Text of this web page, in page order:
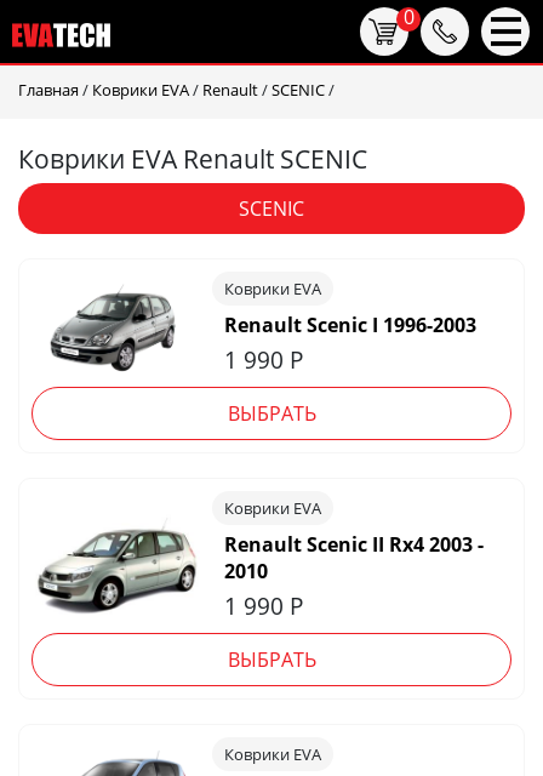
Главная / Коврики EVA/ Renault/SCENIC/
Коврики EVA Renault SCENIC
SCENIC
Коврики EVA
Renault Scenic I 1996-2003
1 990 Р
ВЫБРАТЬ
Коврики EVA
Renault Scenic II Rx4 2003 -
2010
1 990 Р
ВЫБРАТЬ
Коврики EVA
0